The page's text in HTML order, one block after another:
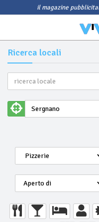
il magazine
Ricerca locali